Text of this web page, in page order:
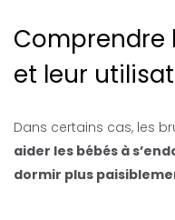
Comprendre
et leur
Dans certains cas, les
aider les bébés à
dormir plus